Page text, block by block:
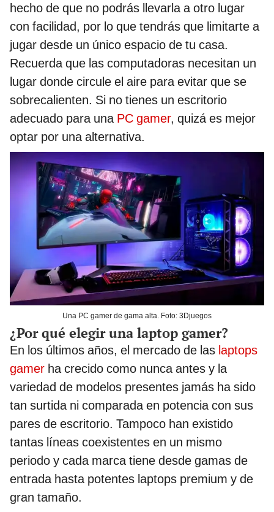
hecho de que no podrás llevarla a otro lugar
con facilidad, por lo que tendrás que limitarte a
jugar desde un único espacio de tu casa.
Recuerda que las computadoras necesitan un
lugar donde circule el aire para evitar que se
sobrecalienten. Si no tienes un escritorio
adecuado para una PC gamer, quizá es mejor
optar por una alternativa.
Una PC gamer de gama alta. Foto: 3Djuegos
¿Por qué elegir una laptop gamer?
En los últimos años, el mercado de las laptops
gamer ha crecido como nunca antes y la
variedad de modelos presentes jamás ha sido
tan surtida ni comparada en potencia con sus
pares de escritorio. Tampoco han existido
tantas líneas coexistentes en un mismo
periodo y cada marca tiene desde gamas de
entrada hasta potentes laptops premium y de
gran tamaño.